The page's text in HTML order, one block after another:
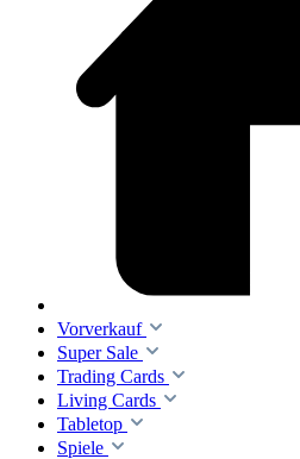
Vorverkauf
Super Sale
Trading Cards
Living Cards
Tabletop
Spiele